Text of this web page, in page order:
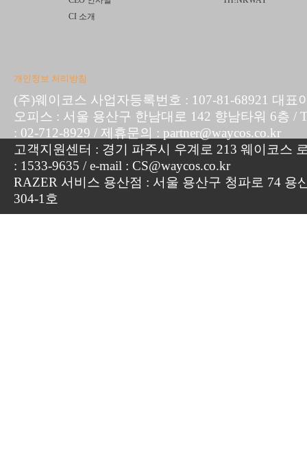
CI 소개
개인정보 처리방침
(주)웨이코스 사업자등록번호 : 107-81-68921 대표
오피스 : 서울 용산구 한남대로 142 향남타워 6층 /
: 02-712-8929 / 제휴문의 : partner@waycos.co.kr
고객지원센터 : 경기 파주시 우계로 213 웨이코스
: 1533-9635 / e-mail : CS@waycos.co.kr
RAZER 서비스 용산점 : 서울 용산구 청파로 74 용
304-1호